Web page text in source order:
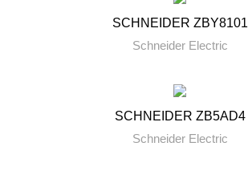
SCHNEIDER ZBY8101
Schneider Electric
SCHNEIDER ZB5AD4
Schneider Electric